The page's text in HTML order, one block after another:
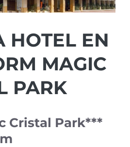
HOTEL EN
MAGIC
PARK
Cristal Park***